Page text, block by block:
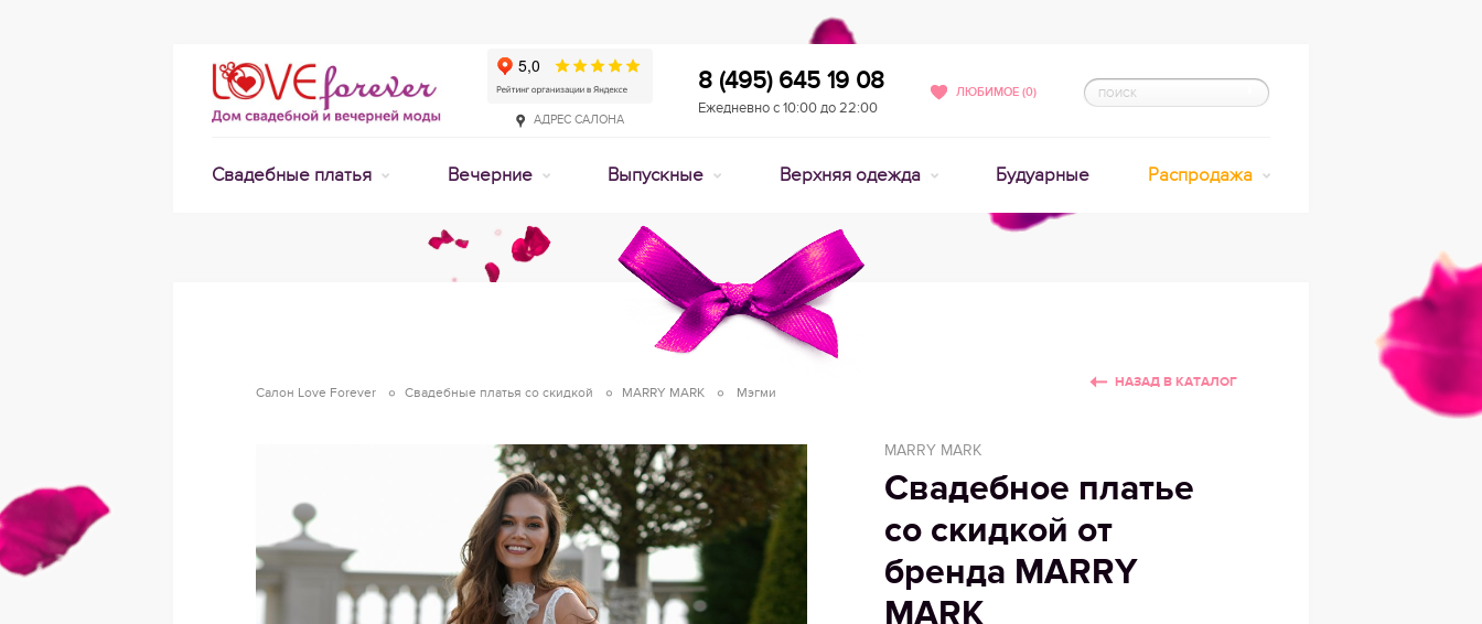
АДРЕС САЛОНА
8 (495) 645 19 08
Ежедневно с 10:00 до 22:00
ЛЮБИМОЕ (0)
Свадебные платья Вечерние Выпускные Верхняя одежда Будуарные Распродажа
НАЗАД В КАТАЛОГ
Салон Love Forever Свадебные платья со скидкой MARRY MARK Мэгми
MARRY MARK
Свадебное платье
со скидкой от
бренда MARRY
MARK